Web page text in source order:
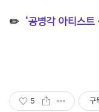
✏️ ‘공병각 아티스트
5 구